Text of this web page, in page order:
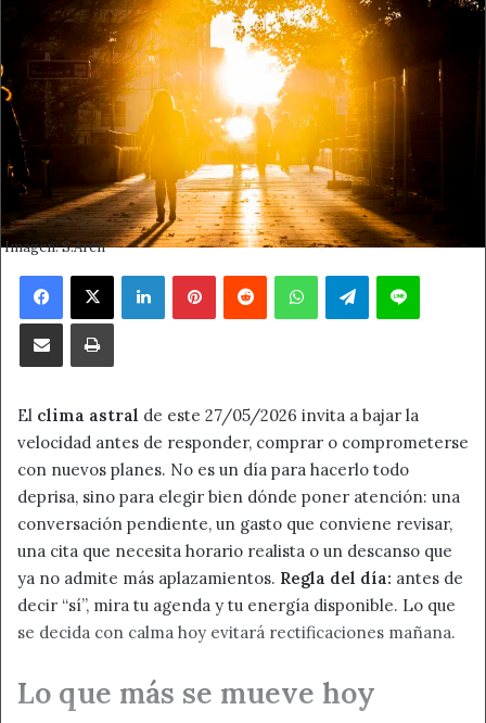
Imagen: S.Arén
Facebook
X LinkedInPinterestReddit WhatsAppTelegramLine
Compartir por correo electrónicoImprimir
El clima astral de este 27/05/2026 invita a bajar la
velocidad antes de responder, comprar o comprometerse
con nuevos planes. No es un día para hacerlo todo
deprisa, sino para elegir bien dónde poner atención: una
conversación pendiente, un gasto que conviene revisar,
una cita que necesita horario realista o un descanso que
ya no admite más aplazamientos. Regla del día: antes de
decir “sí”, mira tu agenda y tu energía disponible. Lo que
se decida con calma hoy evitará rectificaciones mañana.
Lo que más se mueve hoy